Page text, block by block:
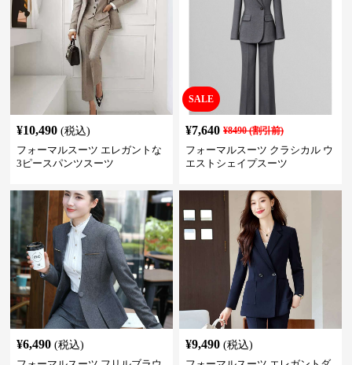
¥10,490 (税込)
フォーマルスーツ エレガントな
3ピースパンツスーツ
SALE
¥7,640 ¥8490(割引前)
フォーマルスーツ クラシカル ウ
エストシェイプスーツ
¥6,490 (税込)
¥9,490 (税込)